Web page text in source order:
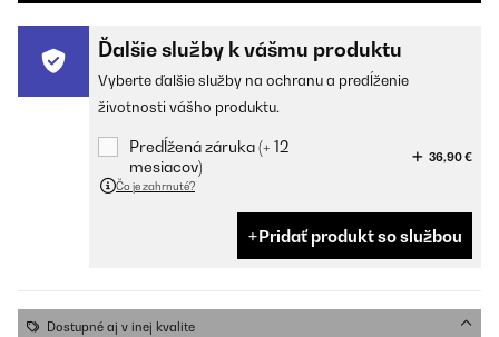
Ďalšie služby k vášmu produktu
Vyberte ďalšie služby na ochranu a predĺženie
životnosti vášho produktu.
Predĺžená záruka (+ 12
mesiacov)
36,90 €
Čo je zahrnuté?
Pridať produkt so službou
Dostupné aj v inej kvalite